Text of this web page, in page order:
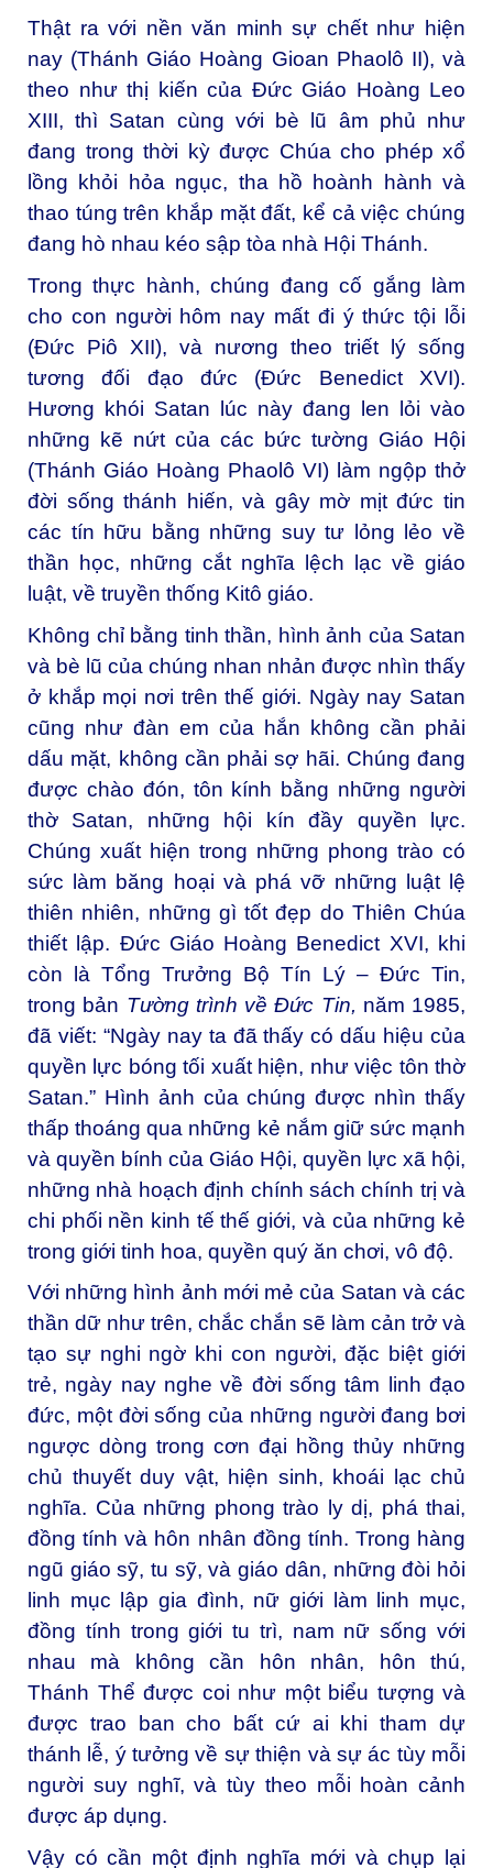
Thật ra với nền văn minh sự chết như hiện
nay (Thánh Giáo Hoàng Gioan Phaolô II), và
theo như thị kiến của Đức Giáo Hoàng Leo
XIII, thì Satan cùng với bè lũ âm phủ như
đang trong thời kỳ được Chúa cho phép xổ
lồng khỏi hỏa ngục, tha hồ hoành hành và
thao túng trên khắp mặt đất, kể cả việc chúng
đang hò nhau kéo sập tòa nhà Hội Thánh.
Trong thực hành, chúng đang cố gắng làm
cho con người hôm nay mất đi ý thức tội lỗi
(Đức Piô XII), và nương theo triết lý sống
tương đối đạo đức (Đức Benedict XVI).
Hương khói Satan lúc này đang len lỏi vào
những kẽ nứt của các bức tường Giáo Hội
(Thánh Giáo Hoàng Phaolô VI) làm ngộp thở
đời sống thánh hiến, và gây mờ mịt đức tin
các tín hữu bằng những suy tư lỏng lẻo về
thần học, những cắt nghĩa lệch lạc về giáo
luật, về truyền thống Kitô giáo.
Không chỉ bằng tinh thần, hình ảnh của Satan
và bè lũ của chúng nhan nhản được nhìn thấy
ở khắp mọi nơi trên thế giới. Ngày nay Satan
cũng như đàn em của hắn không cần phải
dấu mặt, không cần phải sợ hãi. Chúng đang
được chào đón, tôn kính bằng những người
thờ Satan, những hội kín đầy quyền lực.
Chúng xuất hiện trong những phong trào có
sức làm băng hoại và phá vỡ những luật lệ
thiên nhiên, những gì tốt đẹp do Thiên Chúa
thiết lập. Đức Giáo Hoàng Benedict XVI, khi
còn là Tổng Trưởng Bộ Tín Lý – Đức Tin,
trong bản Tường trình về Đức Tin, năm 1985,
đã viết: “Ngày nay ta đã thấy có dấu hiệu của
quyền lực bóng tối xuất hiện, như việc tôn thờ
Satan.” Hình ảnh của chúng được nhìn thấy
thấp thoáng qua những kẻ nắm giữ sức mạnh
và quyền bính của Giáo Hội, quyền lực xã hội,
những nhà hoạch định chính sách chính trị và
chi phối nền kinh tế thế giới, và của những kẻ
trong giới tinh hoa, quyền quý ăn chơi, vô độ.
Với những hình ảnh mới mẻ của Satan và các
thần dữ như trên, chắc chắn sẽ làm cản trở và
tạo sự nghi ngờ khi con người, đặc biệt giới
trẻ, ngày nay nghe về đời sống tâm linh đạo
đức, một đời sống của những người đang bơi
ngược dòng trong cơn đại hồng thủy những
chủ thuyết duy vật, hiện sinh, khoái lạc chủ
nghĩa. Của những phong trào ly dị, phá thai,
đồng tính và hôn nhân đồng tính. Trong hàng
ngũ giáo sỹ, tu sỹ, và giáo dân, những đòi hỏi
linh mục lập gia đình, nữ giới làm linh mục,
đồng tính trong giới tu trì, nam nữ sống với
nhau mà không cần hôn nhân, hôn thú,
Thánh Thể được coi như một biểu tượng và
được trao ban cho bất cứ ai khi tham dự
thánh lễ, ý tưởng về sự thiện và sự ác tùy mỗi
người suy nghĩ, và tùy theo mỗi hoàn cảnh
được áp dụng.
Vậy có cần một định nghĩa mới và chụp lại